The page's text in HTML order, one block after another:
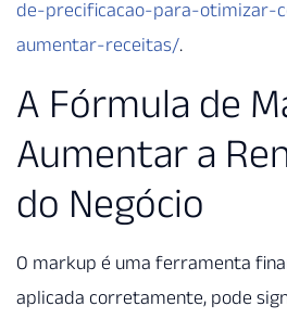
de-precificacao-para-otimizar-
aumentar-receitas/.
A Fórmula de
Aumentar a
do Negócio
O markup é uma ferramenta
aplicada corretamente, pode